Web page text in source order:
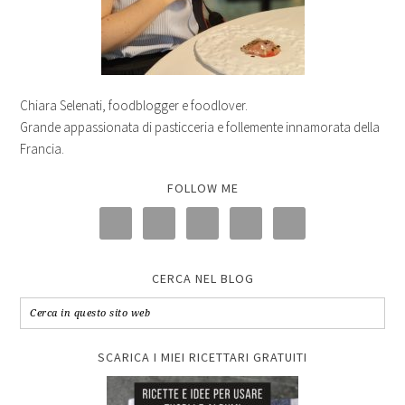
Chiara Selenati, foodblogger e foodlover.
Grande appassionata di pasticceria e follemente innamorata della
Francia.
FOLLOW ME
CERCA NEL BLOG
SCARICA I MIEI RICETTARI GRATUITI